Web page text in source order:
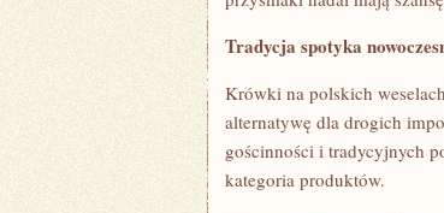
Tradycja spotyka
Krówki na polskich
alternatywę dla drogich
gościnności i tradycyjnych
kategoria produktów.